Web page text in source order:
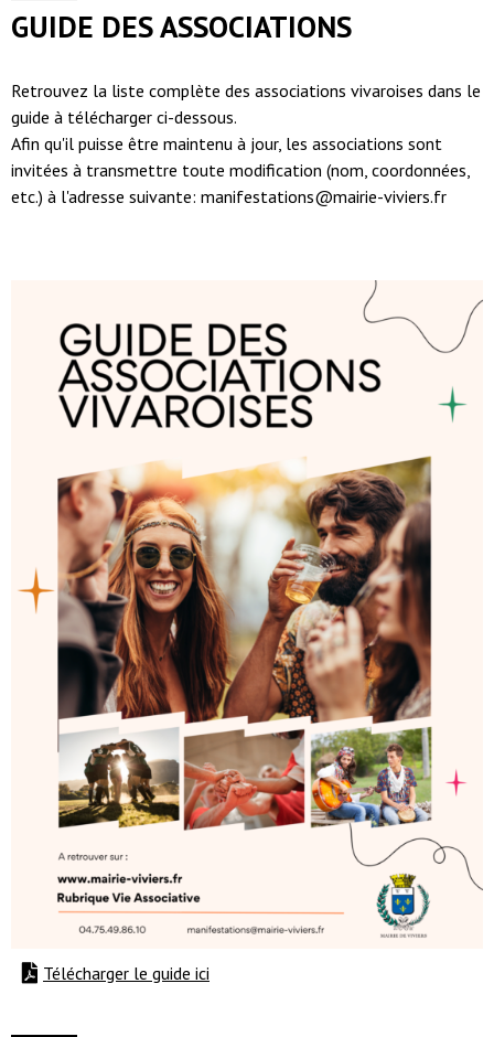
GUIDE DES ASSOCIATIONS
Retrouvez la liste complète des associations vivaroises dans le
guide à télécharger ci-dessous.
Afin qu'il puisse être maintenu à jour, les associations sont
invitées à transmettre toute modification (nom, coordonnées,
etc.) à l'adresse suivante: manifestations@mairie-viviers.fr
Télécharger le guide ici